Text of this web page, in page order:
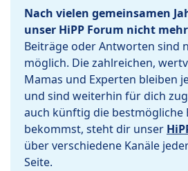
Nach vielen gemeinsamen
unser HiPP Forum nicht
Beiträge oder Antworten sind
möglich. Die zahlreichen,
Mamas und Experten bleiben
und sind weiterhin für dich
auch künftig die bestmögliche
bekommst, steht dir unser
über verschiedene Kanäle
Seite.